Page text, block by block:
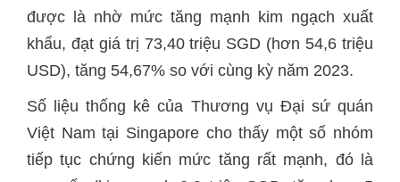
được là nhờ mức tăng mạnh kim ngạch xuất
khẩu, đạt giá trị 73,40 triệu SGD (hơn 54,6 triệu
USD), tăng 54,67% so với cùng kỳ năm 2023.
Số liệu thống kê của Thương vụ Đại sứ quán
Việt Nam tại Singapore cho thấy một số nhóm
tiếp tục chứng kiến mức tăng rất mạnh, đó là